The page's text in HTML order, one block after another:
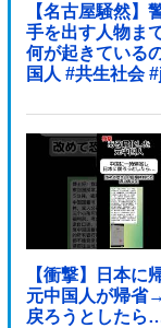
【名古屋騒然】
手を出す人物ま
何が起きている
国人 #共生社会
【衝撃】日本に
元中国人が帰省
戻ろうとしたら